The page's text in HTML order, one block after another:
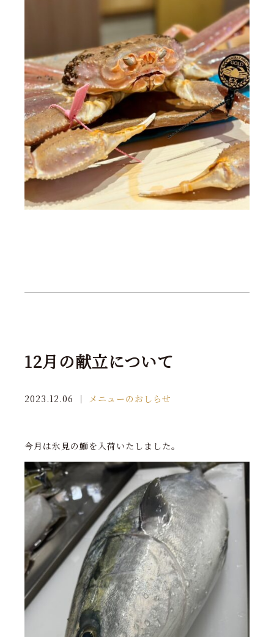
12月の献立について
2023.12.06 ｜ メニューのおしらせ
今月は氷見の鰤を入荷いたしました。